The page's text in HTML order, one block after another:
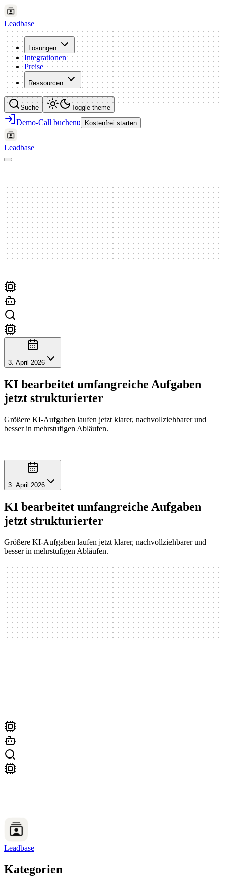
Leadbase
Lösungen
Integrationen
Preise
Ressourcen
Suche Toggle theme
Demo-Call buchenD Kostenfrei starten
Leadbase
3. April 2026
KI bearbeitet umfangreiche Aufgaben
jetzt strukturierter
Größere KI-Aufgaben laufen jetzt klarer, nachvollziehbarer und
besser in mehrstufigen Abläufen.
3. April 2026
KI bearbeitet umfangreiche Aufgaben
jetzt strukturierter
Größere KI-Aufgaben laufen jetzt klarer, nachvollziehbarer und
besser in mehrstufigen Abläufen.
Leadbase
Kategorien